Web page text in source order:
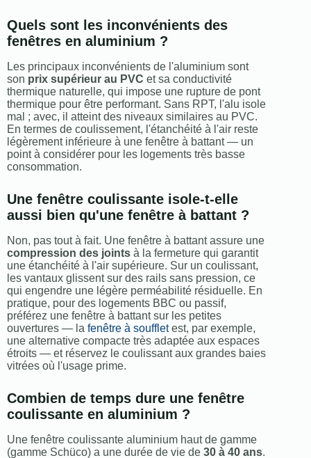
Quels sont les inconvénients des
fenêtres en aluminium ?
Les principaux inconvénients de l'aluminium sont
son prix supérieur au PVC et sa conductivité
thermique naturelle, qui impose une rupture de pont
thermique pour être performant. Sans RPT, l'alu isole
mal ; avec, il atteint des niveaux similaires au PVC.
En termes de coulissement, l'étanchéité à l'air reste
légèrement inférieure à une fenêtre à battant — un
point à considérer pour les logements très basse
consommation.
Une fenêtre coulissante isole-t-elle
aussi bien qu'une fenêtre à battant ?
Non, pas tout à fait. Une fenêtre à battant assure une
compression des joints à la fermeture qui garantit
une étanchéité à l'air supérieure. Sur un coulissant,
les vantaux glissent sur des rails sans pression, ce
qui engendre une légère perméabilité résiduelle. En
pratique, pour des logements BBC ou passif,
préférez une fenêtre à battant sur les petites
ouvertures — la fenêtre à souffletest, par exemple,
une alternative compacte très adaptée aux espaces
étroits — et réservez le coulissant aux grandes baies
vitrées où l'usage prime.
Combien de temps dure une fenêtre
coulissante en aluminium ?
Une fenêtre coulissante aluminium haut de gamme
(gamme Schüco) a une durée de vie de 30 à 40 ans.